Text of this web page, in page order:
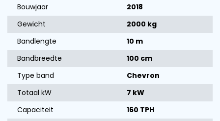
Bouwjaar
2018
Gewicht
2000 kg
Bandlengte
10 m
Bandbreedte
100 cm
Type band
Chevron
Totaal kW
7 kW
Capaciteit
160 TPH